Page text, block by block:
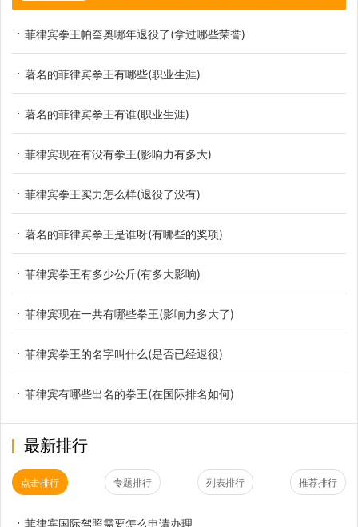
菲律宾拳王帕奎奥哪年退役了(拿过哪些荣誉)
著名的菲律宾拳王有哪些(职业生涯)
著名的菲律宾拳王有谁(职业生涯)
菲律宾现在有没有拳王(影响力有多大)
菲律宾拳王实力怎么样(退役了没有)
著名的菲律宾拳王是谁呀(有哪些的奖项)
菲律宾拳王有多少公斤(有多大影响)
菲律宾现在一共有哪些拳王(影响力多大了)
菲律宾拳王的名字叫什么(是否已经退役)
菲律宾有哪些出名的拳王(在国际排名如何)
最新排行
点击排行 专题排行 列表排行 推荐排行
菲律宾国际驾照需要怎么申请办理